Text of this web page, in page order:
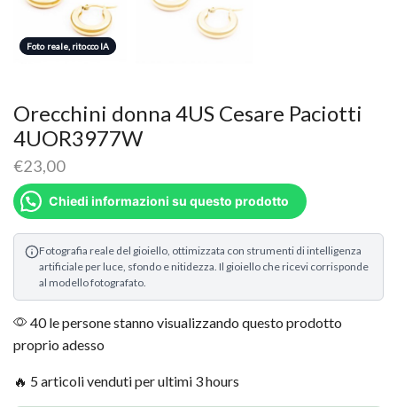
Foto reale, ritocco IA
Foto reale, ritocco IA
Orecchini donna 4US Cesare Paciotti
4UOR3977W
€23,00
Chiedi informazioni su questo prodotto
Fotografia reale del gioiello, ottimizzata con strumenti di intelligenza
artificiale per luce, sfondo e nitidezza. Il gioiello che ricevi corrisponde
al modello fotografato.
40 le persone stanno visualizzando questo prodotto
proprio adesso
🔥 5 articoli venduti per ultimi 3 hours